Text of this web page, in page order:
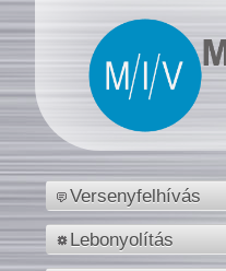
Versenyfelhívás
Lebonyolítás